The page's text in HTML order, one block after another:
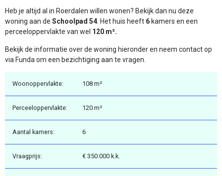
Heb je altijd al in Roerdalen willen wonen? Bekijk dan nu deze
woning aan de Schoolpad 54. Het huis heeft 6 kamers en een
perceeloppervlakte van wel 120 m².
Bekijk de informatie over de woning hieronder en neem contact op
via Funda om een bezichtiging aan te vragen.
Woonoppervlakte: 108 m²
Perceeloppervlakte: 120 m²
Aantal kamers: 6
Vraagprijs: € 350.000 k.k.